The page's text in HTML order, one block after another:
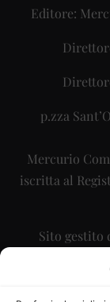
Editore:
p.zza
Mercurio
iscritta al
Sito gestito